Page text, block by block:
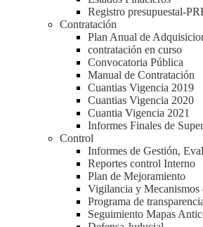
Registro presupuestal-
Contratación
Plan Anual de
contratación en curso
Convocatoria Pública
Manual de Contratación
Cuantias Vigencia 2019
Cuantias Vigencia 2020
Cuantia Vigencia 2021
Informes Finales de
Control
Informes de Gestión,
Reportes control Interno
Plan de Mejoramiento
Vigilancia y Mecanismos
Programa de
Seguimiento Mapas